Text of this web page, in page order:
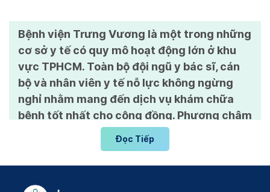
Bệnh viện Trưng Vương là một trong những
cơ sở y tế có quy mô hoạt động lớn ở khu
vực TPHCM. Toàn bộ đội ngũ y bác sĩ, cán
bộ và nhân viên y tế nỗ lực không ngừng
nghỉ nhằm mang đến dịch vụ khám chữa
bệnh tốt nhất cho cộng đồng. Phương châm
hoạt động của bệnh viện là đặt khách hàng
lên hàng đầu để điều trị.
Đọc Tiếp